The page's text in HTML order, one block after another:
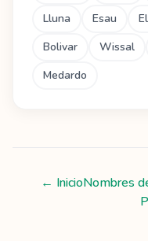
Lluna
Esau
Bolivar
Wissal
Medardo
← InicioNombres